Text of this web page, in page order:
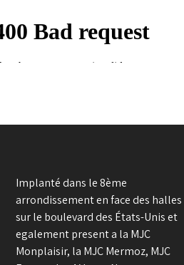
Implanté dans le 8ème
arrondissement en face des halles
sur le boulevard des États-Unis et
egalement present a la MJC
Monplaisir, la MJC Mermoz, MJC